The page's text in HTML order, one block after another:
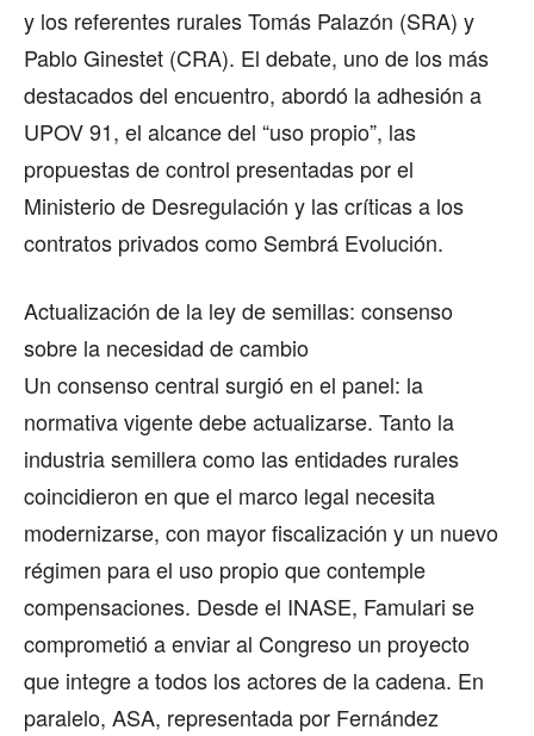
y los referentes rurales Tomás Palazón (SRA) y
Pablo Ginestet (CRA). El debate, uno de los más
destacados del encuentro, abordó la adhesión a
UPOV 91, el alcance del “uso propio”, las
propuestas de control presentadas por el
Ministerio de Desregulación y las críticas a los
contratos privados como Sembrá Evolución.
Actualización de la ley de semillas: consenso
sobre la necesidad de cambio
Un consenso central surgió en el panel: la
normativa vigente debe actualizarse. Tanto la
industria semillera como las entidades rurales
coincidieron en que el marco legal necesita
modernizarse, con mayor fiscalización y un nuevo
régimen para el uso propio que contemple
compensaciones. Desde el INASE, Famulari se
comprometió a enviar al Congreso un proyecto
que integre a todos los actores de la cadena. En
paralelo, ASA, representada por Fernández